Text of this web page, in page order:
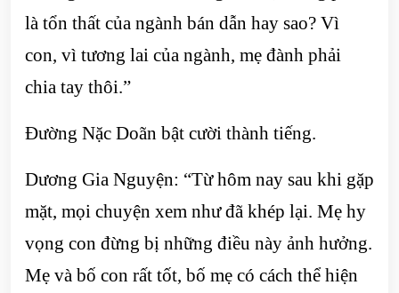
là tổn thất của ngành bán dẫn hay sao? Vì
con, vì tương lai của ngành, mẹ đành phải
chia tay thôi.”
Đường Nặc Doãn bật cười thành tiếng.
Dương Gia Nguyện: “Từ hôm nay sau khi gặp
mặt, mọi chuyện xem như đã khép lại. Mẹ hy
vọng con đừng bị những điều này ảnh hưởng.
Mẹ và bố con rất tốt, bố mẹ có cách thể hiện